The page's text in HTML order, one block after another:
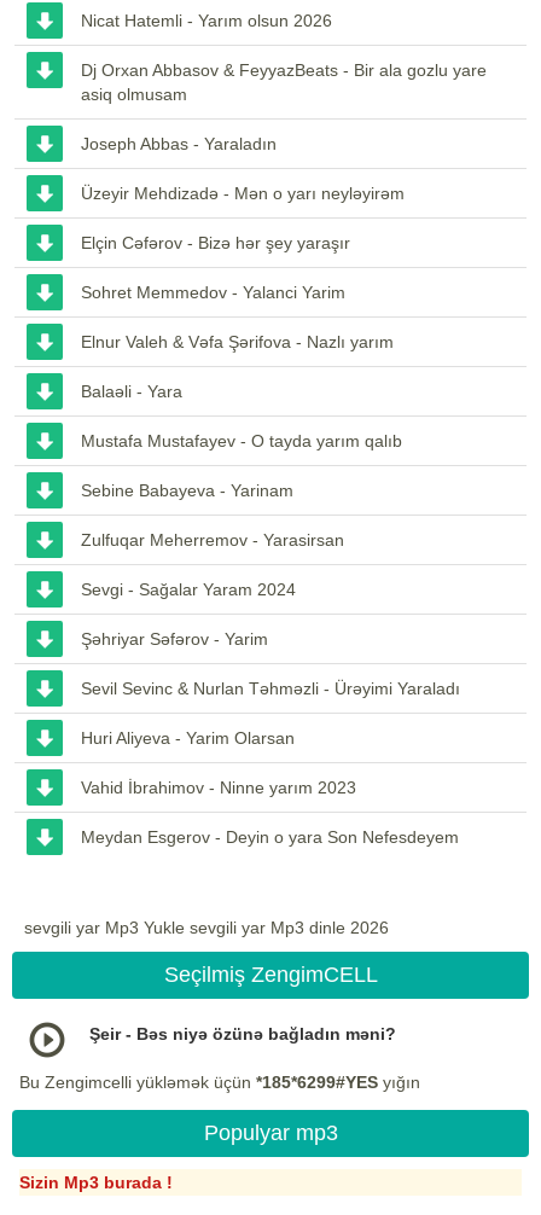
Nicat Hatemli - Yarım olsun 2026
Dj Orxan Abbasov & FeyyazBeats - Bir ala gozlu yare
asiq olmusam
Joseph Abbas - Yaraladın
Üzeyir Mehdizadə - Mən o yarı neyləyirəm
Elçin Cəfərov - Bizə hər şey yaraşır
Sohret Memmedov - Yalanci Yarim
Elnur Valeh & Vəfa Şərifova - Nazlı yarım
Balaəli - Yara
Mustafa Mustafayev - O tayda yarım qalıb
Sebine Babayeva - Yarinam
Zulfuqar Meherremov - Yarasirsan
Sevgi - Sağalar Yaram 2024
Şəhriyar Səfərov - Yarim
Sevil Sevinc & Nurlan Təhməzli - Ürəyimi Yaraladı
Huri Aliyeva - Yarim Olarsan
Vahid İbrahimov - Ninne yarım 2023
Meydan Esgerov - Deyin o yara Son Nefesdeyem
sevgili yar Mp3 Yukle sevgili yar Mp3 dinle 2026
Seçilmiş ZengimCELL
Şeir - Bəs niyə özünə bağladın məni?
Bu Zengimcelli yükləmək üçün *185*6299#YES yığın
Populyar mp3
Sizin Mp3 burada !